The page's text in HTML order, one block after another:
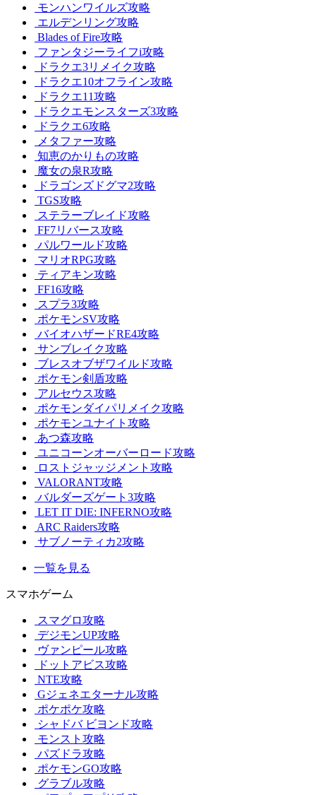
モンハンワイルズ攻略
エルデンリング攻略
Blades of Fire攻略
ファンタジーライフi攻略
ドラクエ3リメイク攻略
ドラクエ10オフライン攻略
ドラクエ11攻略
ドラクエモンスターズ3攻略
ドラクエ6攻略
メタファー攻略
知恵のかりもの攻略
魔女の泉R攻略
ドラゴンズドグマ2攻略
TGS攻略
ステラーブレイド攻略
FF7リバース攻略
パルワールド攻略
マリオRPG攻略
ティアキン攻略
FF16攻略
スプラ3攻略
ポケモンSV攻略
バイオハザードRE4攻略
サンブレイク攻略
ブレスオブザワイルド攻略
ポケモン剣盾攻略
アルセウス攻略
ポケモンダイパリメイク攻略
ポケモンユナイト攻略
あつ森攻略
ユニコーンオーバーロード攻略
ロストジャッジメント攻略
VALORANT攻略
バルダーズゲート3攻略
LET IT DIE: INFERNO攻略
ARC Raiders攻略
サブノーティカ2攻略
一覧を見る
スマホゲーム
スマグロ攻略
デジモンUP攻略
ヴァンピール攻略
ドットアビス攻略
NTE攻略
Gジェネエターナル攻略
ポケポケ攻略
シャドバ ビヨンド攻略
モンスト攻略
パズドラ攻略
ポケモンGO攻略
グラブル攻略